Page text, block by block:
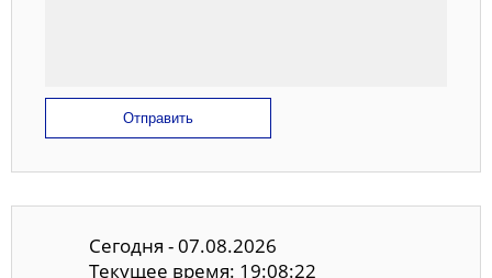
Отправить
Сегодня - 07.08.2026
Текущее время: 19:08:23